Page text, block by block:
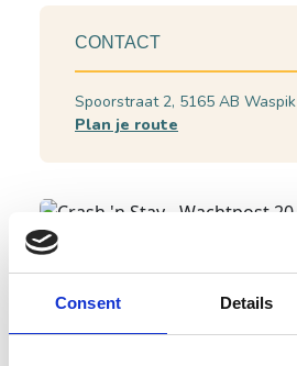
Consent Details
CONTACT
Spoorstraat 2, 5165 AB Waspik
Plan je route